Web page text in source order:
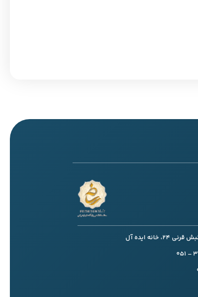
خانه ایده آل